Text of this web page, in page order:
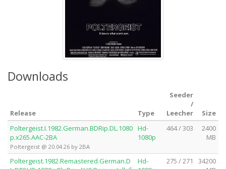
Downloads
Release Type
Seeder
/
Leecher
Size
Poltergeist.I.1982.German.BDRip.DL.1080
p.x265.AAC-2BA
Poltergeist @ 20.04.26 by 2BA
Hd-
1080p
464 / 303
2400
MB
Poltergeist.1982.Remastered.German.D
Hd-
275 / 271
34200